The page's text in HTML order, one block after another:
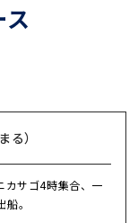
る）
カサゴ4時集合、一
。